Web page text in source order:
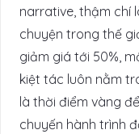
narrative, thậm chí
chuyện trong thế
giảm giá tới 50%,
kiệt tác luôn nằm
là thời điểm vàng
chuyến hành trình